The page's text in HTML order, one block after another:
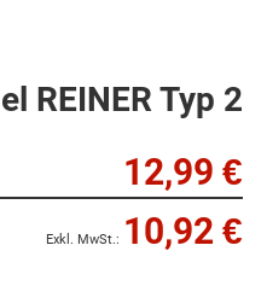
REINER Typ 2
12,99 €
10,92 €